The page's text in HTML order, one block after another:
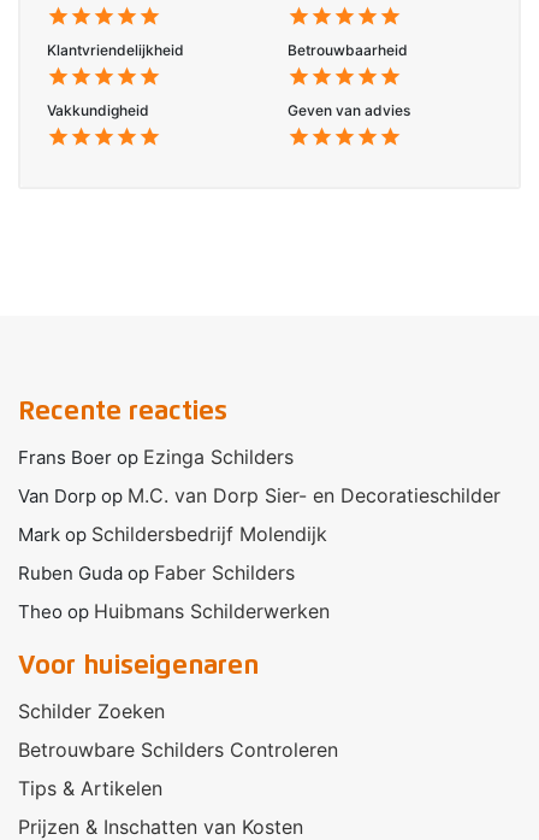
star star star star star star star star star star
Klantvriendelijkheid
star star star star star
Betrouwbaarheid
star star star star star
Vakkundigheid
star star star star star
Geven van advies
star star star star star
Recente reacties
Frans Boer op Ezinga Schilders
Van Dorp op M.C. van Dorp Sier- en Decoratieschilder
Mark op Schildersbedrijf Molendijk
Ruben Guda op Faber Schilders
Theo op Huibmans Schilderwerken
Voor huiseigenaren
Schilder Zoeken
Betrouwbare Schilders Controleren
Tips & Artikelen
Prijzen & Inschatten van Kosten